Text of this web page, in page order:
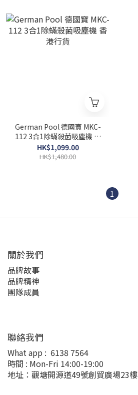
German Pool 德國寶 MKC-
112 3合1除蟎殺菌吸塵機 香
港行貨
HK$1,099.00
HK$1,480.00
1
關於我們
品牌故事
品牌精神
團隊成員
聯絡我們
What app : 6138 7564
時間 : Mon-Fri 14:00-19:00
地址：觀塘開源道49號創貿廣場23樓